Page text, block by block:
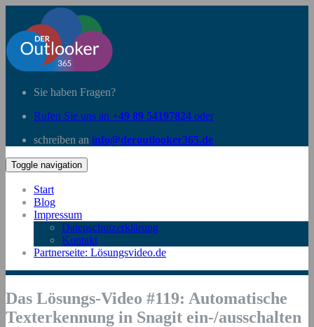
Sie haben Fragen?
Rufen Sie uns an +49 89 54197824 oder
schreiben an info@deroutlooker365.de
Toggle navigation
Start
Blog
Impressum
Datenschutzerklärung
Kontakt
Partnerseite: Lösungsvideo.de
Das Lösungs-Video #119: Automatische
Texterkennung in Snagit ein-/ausschalten